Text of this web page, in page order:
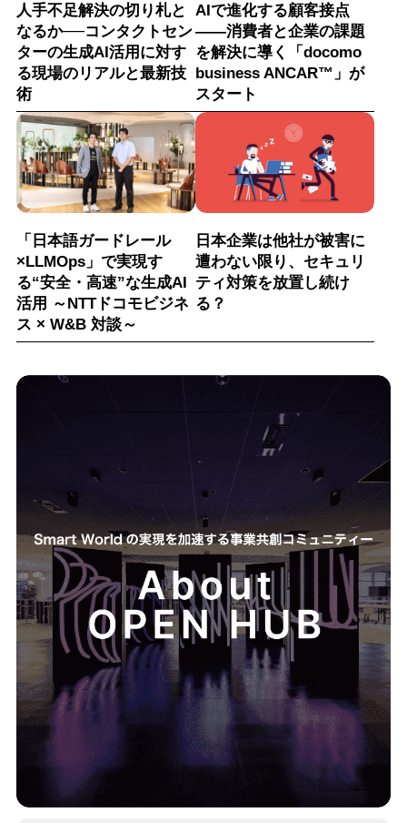
人手不足解決の切り札と
なるか──コンタクトセン
ターの生成AI活用に対す
る現場のリアルと最新技
術
AIで進化する顧客接点
――消費者と企業の課題
を解決に導く「docomo
business ANCAR™」が
スタート
「日本語ガードレール
×LLMOps」で実現す
る“安全・高速”な生成AI
活用 ～NTTドコモビジネ
ス × W&B 対談～
日本企業は他社が被害に
遭わない限り、セキュリ
ティ対策を放置し続け
る？